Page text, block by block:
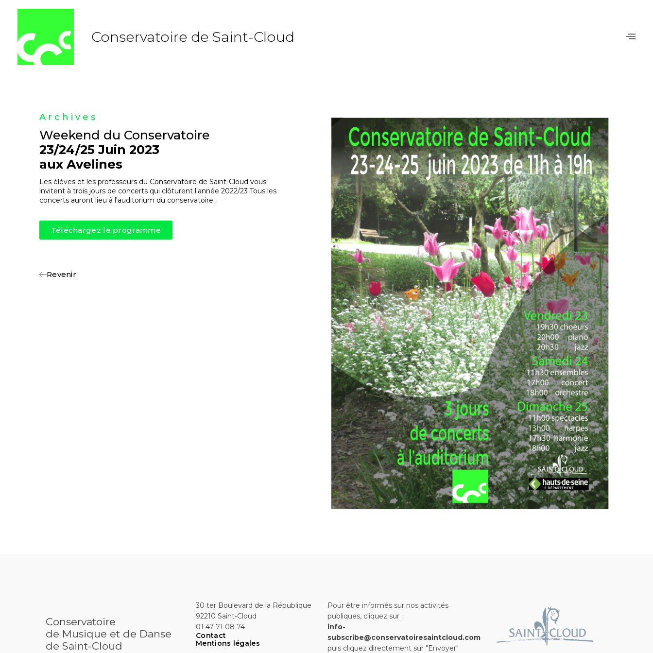
Conservatoire de Saint-Cloud
Archives
Weekend du Conservatoire
23/24/25 Juin 2023
aux Avelines
Les élèves et les professeurs du Conservatoire de Saint-Cloud vous
invitent à trois jours de concerts qui clôturent l'année 2022/23 Tous les
concerts auront lieu à l'auditorium du conservatoire.
Téléchargez le programme​
Revenir
Conservatoire
de Musique et de Danse
de Saint-Cloud
30 ter Boulevard de la République
92210 Saint-Cloud
01 47 71 08 74
Contact
Mentions légales
Pour être informés sur nos activités
publiques, cliquez sur :
info-
subscribe@conservatoiresaintcloud.com
puis cliquez directement sur "Envoyer"